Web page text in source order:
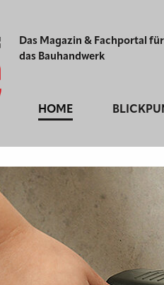
Das Magazin & Fachportal für
das Bauhandwerk
HOME